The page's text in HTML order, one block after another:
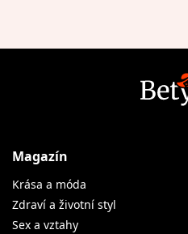
Magazín
Krása a móda
Zdraví a životní styl
Sex a vztahy